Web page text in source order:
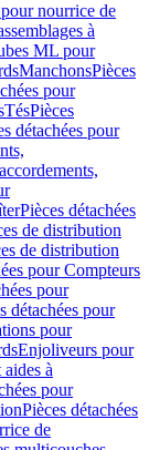
nourrice de
à
ML pour
ManchonsPièces
pour
TésPièces
détachées pour
Pièces détachées
de distribution
de distribution
pour Compteurs
pour
détachées pour
pour
Enjoliveurs pour
à
pour
Pièces détachées
de